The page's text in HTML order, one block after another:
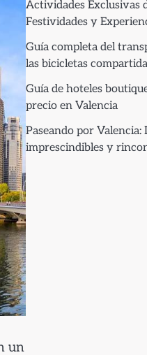
un
Actividades Exclusivas
Festividades y
Guía completa del
las bicicletas
Guía de hoteles
precio en Valencia
Paseando por Valencia:
imprescindibles y